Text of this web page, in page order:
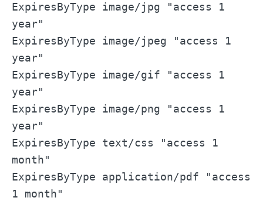
ExpiresByType image/jpg "access 1
year"
ExpiresByType image/jpeg "access 1
year"
ExpiresByType image/gif "access 1
year"
ExpiresByType image/png "access 1
year"
ExpiresByType text/css "access 1
month"
ExpiresByType application/pdf "access
1 month"